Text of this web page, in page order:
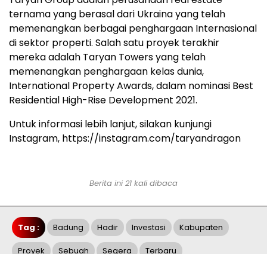
ternama yang berasal dari Ukraina yang telah
memenangkan berbagai penghargaan Internasional
di sektor properti. Salah satu proyek terakhir
mereka adalah Taryan Towers yang telah
memenangkan penghargaan kelas dunia,
International Property Awards, dalam nominasi Best
Residential High-Rise Development 2021.
Untuk informasi lebih lanjut, silakan kunjungi
Instagram, https://instagram.com/taryandragon
Berita ini 21 kali dibaca
Tag : Badung Hadir Investasi Kabupaten
Proyek Sebuah Segera Terbaru